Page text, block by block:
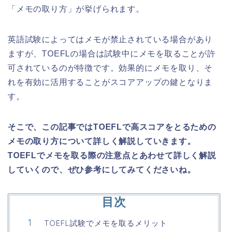
「メモの取り方」が挙げられます。
英語試験によってはメモが禁止されている場合があり
ますが、TOEFLの場合は試験中にメモを取ることが許
可されているのが特徴です。効果的にメモを取り、そ
れを有効に活用することがスコアアップの鍵となりま
す。
そこで、この記事ではTOEFLで高スコアをとるための
メモの取り方について詳しく解説していきます。
TOEFLでメモを取る際の注意点とあわせて詳しく解説
していくので、ぜひ参考にしてみてくださいね。
目次
TOEFL試験でメモを取るメリット